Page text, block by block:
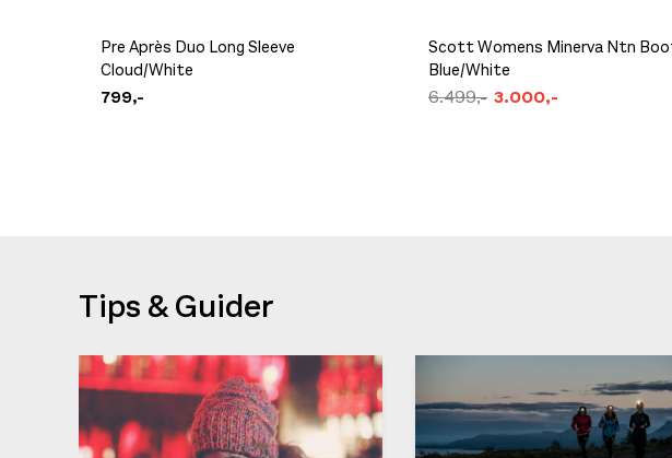
Pre Après Duo Long Sleeve
Cloud/White
799,-
Scott Womens Minerva Ntn
Blue/White
6.499,- 3.000,-
Tips & Guider